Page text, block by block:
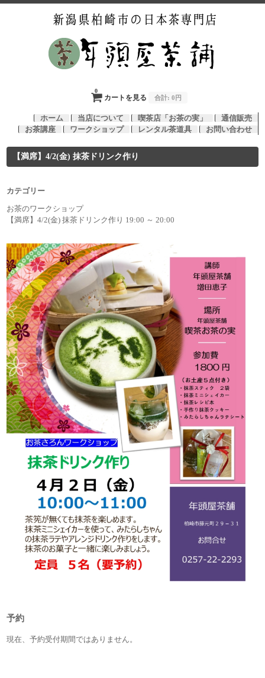
カートを見る
0
合計: 0円
ホーム 当店について 喫茶店「お茶の実」
通信販売
お茶講座
ワークショップ レンタル茶道具 お問い合わせ
【満席】4/2(金) 抹茶ドリンク作り
カテゴリー
お茶のワークショップ
【満席】4/2(金) 抹茶ドリンク作り 19:00 ～ 20:00
予約
現在、予約受付期間ではありません。